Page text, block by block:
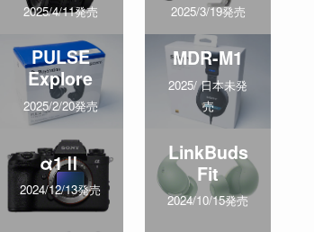
2025/4/11発売 2025/3/19発売
PULSE
Explore
2025/2/20発売
MDR-M1
2025/ 日本未発
売
α1Ⅱ
2024/12/13発売
LinkBuds
Fit
2024/10/15発売